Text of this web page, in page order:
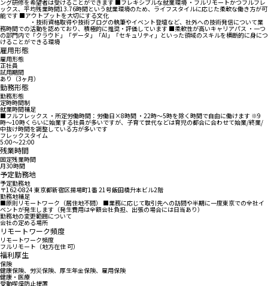
ング研修を希望者は受けることができます ■フレキシブルな就業環境 ・フルリモートかつフルフレ
ックス、平均残業時間13.76時間という就業環境のため、ライフスタイルに応じた柔軟な働き方が可
能です ■アウトプットを大切にする文化
・技術資格取得や技術ブログの執筆やイベント登壇など、社外への技術発信について業
務時間での活動を認めており、積極的に推奨・評価しています ■柔軟性が高いキャリアパス ・一つ
の部門内で「クラウド」「データ」「AI」「セキュリティ」といった領域のスキルを横断的に身につ
けることができる環境
雇用形態
雇用形態
正社員
試用期間
あり（3ヶ月）
勤務形態
勤務形態
定時時間制
就業時間補足
■フルフレックス ・所定労働時間：労働日×8時間 ・22時〜5時を除く時間で自由に働けます ※9
時〜10時くらいに始業する社員が多いですが、子育て世代などは育児の都合に合わせて始業/終業/
中抜け時間を調整している方が多いです
フレックスタイム
5:00〜22:00
残業時間
固定残業時間
月30時間
予定勤務地
予定勤務地
〒162-0824 東京都新宿区揚場町1番 21号飯田橋升本ビル2階
勤務地補足
■原則リモートワーク（居住地不問） ■業務に応じて取引先への訪問や半期に一度東京での全社イ
ベントが発生します（発生費用は全額会社負担、出張の場合には日当あり）
勤務地の変更範囲について
会社の定める場所
リモートワーク頻度
リモートワーク頻度
フルリモート（地方在住 可）
福利厚生
保険
健康保険、労災保険、厚生年金保険、雇用保険
健康・医療
受動喫煙防止措置